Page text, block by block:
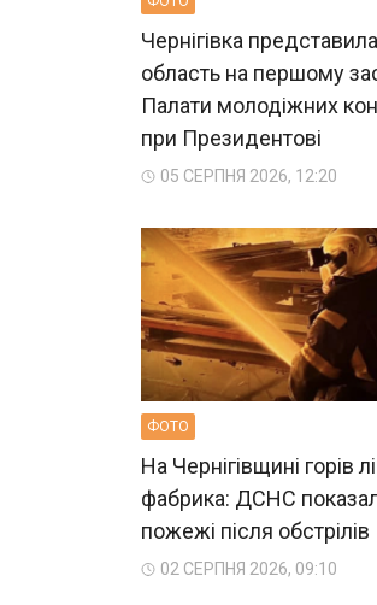
Чернігівка представила
область на першому
Палати молодіжних
при Президентові
05 СЕРПНЯ 2026, 12:20
ФОТО
На Чернігівщині горів
фабрика: ДСНС
пожежі після обстрілів
02 СЕРПНЯ 2026, 09:10